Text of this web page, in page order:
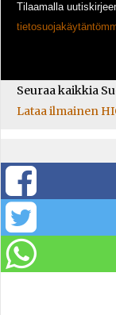
Tilaamalla
Seuraa kaikkia
Lataa ilmainen